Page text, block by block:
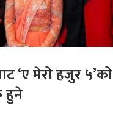
‘ए मेरो हजुर ५’को
हुने